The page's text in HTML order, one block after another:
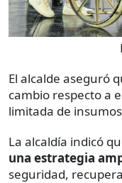
El alcalde aseguró
cambio respecto a
limitada de
La alcaldía indicó
una estrategia
seguridad,